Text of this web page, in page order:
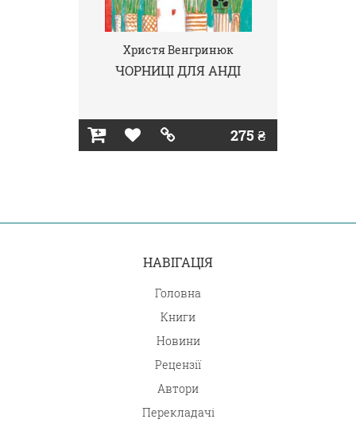
Христя Венгринюк
ЧОРНИЦІ ДЛЯ АНДІ
275 ₴
НАВІГАЦІЯ
Головна
Книги
Новини
Рецензії
Автори
Перекладачі